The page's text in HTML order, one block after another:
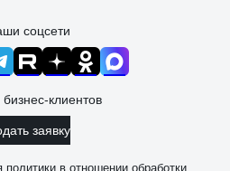
соцсети
клиентов
заявку
политики в отношении обработки